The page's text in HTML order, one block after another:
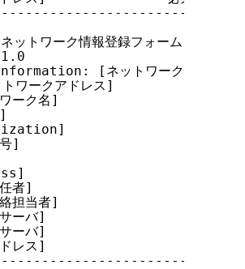
ットワーク情報登録フォーム(デ
1.0
[ネットワーク情報]
ワークアドレス]
ーク名]
]
者]
担当者]
ーバ]
ーバ]
レス]